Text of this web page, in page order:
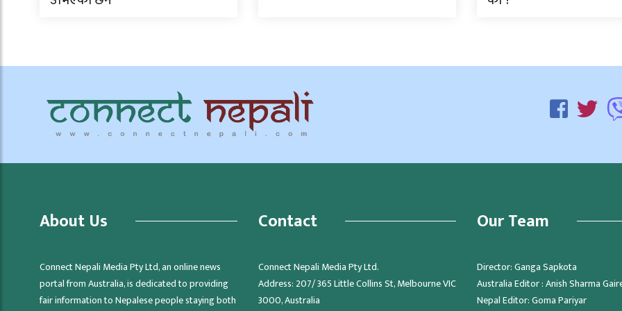
About Us
Connect Nepali Media Pty Ltd, an online news
portal from Australia, is dedicated to providing
fair information to Nepalese people staying both
Contact
Connect Nepali Media Pty Ltd.
Address: 207/ 365 Little Collins St, Melbourne VIC
3000, Australia
Our Team
Director: Ganga Sapkota
Australia Editor : Anish Sharma
Nepal Editor: Goma Pariyar